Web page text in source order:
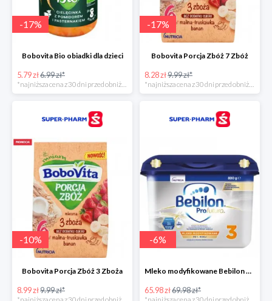
-17%
Bobovita Bio obiadki dla dzieci
5.79 zł6.99 zł*
-17%
Bobovita Porcja Zbóż 7 Zbóż
8.28 zł9.99 zł*
-10%
Bobovita Porcja Zbóż 3 Zboża
8.99 zł9.99 zł*
-6%
Mleko modyfikowane Bebilon Profutura 2, 3, 4 w promocyjnej cenie
65.98 zł69.98 zł*